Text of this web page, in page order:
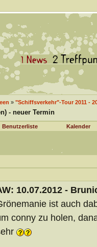
» "Schiffsverkehr"-Tour 2011 -
- neuer Termin
Benutzerliste Kalender
10.07.2012 -
ist auch
conny zu holen,